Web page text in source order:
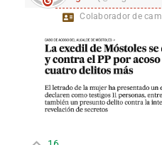
Colaborador de